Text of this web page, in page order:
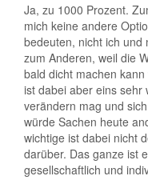
Ja, zu 1000 Prozent.
mich keine andere
bedeuten, nicht ich und
zum Anderen, weil die
bald dicht machen
ist dabei aber eins sehr
verändern mag und
würde Sachen heute
wichtige ist dabei nicht
darüber. Das ganze ist
gesellschaftlich und